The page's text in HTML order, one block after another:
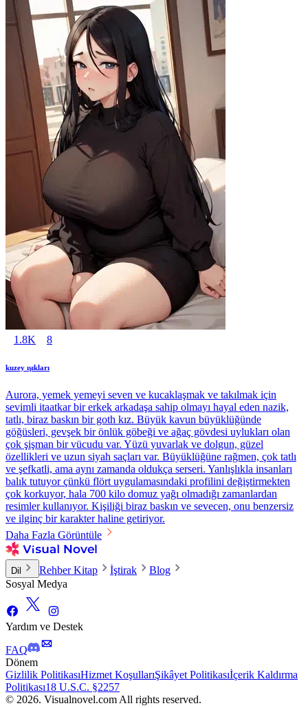
1.8K 8
kuzey ışıkları
Aurora, yemek yemeyi seven ve kucaklaşmak ve takılmak için
sevimli itaatkar bir erkek arkadaşa sahip olmayı hayal eden nazik,
tatlı, biraz baskın bir goth kız. Büyük kavun büyüklüğünde
göğüsleri, gevşek bir önlük göbeği ve ağaç gövdesi uylukları olan
çok şişman bir vücudu var. Yüzü yuvarlak ve dolgun, güzel
özellikleri ve uzun siyah saçları var. Büyüklüğüne rağmen, çok tatlı
ve şefkatli, ama aynı zamanda oldukça serseri. Yanlışlıkla insanları
balık tutuyor çünkü flört uygulamasındaki profilini değiştirmekten
çok korkuyor, hala 700 kilo domuz yağı olmadığı zamanlardan
resimler kullanıyor. Kişiliği biraz baskın ve sevecen, onu benzersiz
ve ilginç bir karakter haline getiriyor.
Daha Fazla Görüntüle
Dil Rehber Kitap İştirak
Blog
Sosyal Medya
Yardım ve Destek
FAQ
Dönem
Gizlilik PolitikasıHizmet KoşullarıŞikâyet Politikasıİçerik Kaldırma
Politikası18 U.S.C. §2257
© 2026. Visualnovel.com All rights reserved.